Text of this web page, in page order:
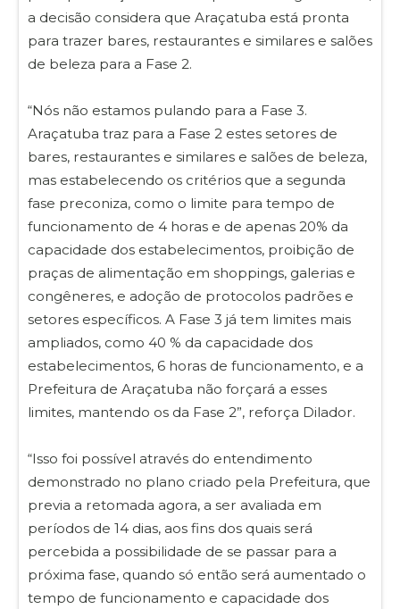
a decisão considera que Araçatuba está pronta
para trazer bares, restaurantes e similares e salões
de beleza para a Fase 2.
“Nós não estamos pulando para a Fase 3.
Araçatuba traz para a Fase 2 estes setores de
bares, restaurantes e similares e salões de beleza,
mas estabelecendo os critérios que a segunda
fase preconiza, como o limite para tempo de
funcionamento de 4 horas e de apenas 20% da
capacidade dos estabelecimentos, proibição de
praças de alimentação em shoppings, galerias e
congêneres, e adoção de protocolos padrões e
setores específicos. A Fase 3 já tem limites mais
ampliados, como 40 % da capacidade dos
estabelecimentos, 6 horas de funcionamento, e a
Prefeitura de Araçatuba não forçará a esses
limites, mantendo os da Fase 2”, reforça Dilador.
“Isso foi possível através do entendimento
demonstrado no plano criado pela Prefeitura, que
previa a retomada agora, a ser avaliada em
períodos de 14 dias, aos fins dos quais será
percebida a possibilidade de se passar para a
próxima fase, quando só então será aumentado o
tempo de funcionamento e capacidade dos